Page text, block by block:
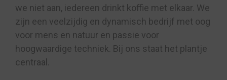
we niet aan, iedereen drinkt koffie met elkaar. We
zijn een veelzijdig en dynamisch bedrijf met oog
voor mens en natuur en passie voor
hoogwaardige techniek. Bij ons staat het plantje
centraal.